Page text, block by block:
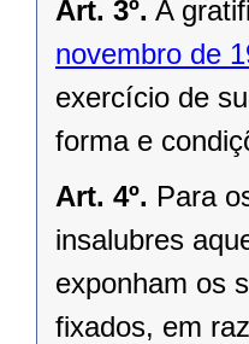
Art. 3º. A
novembro de
exercício de
forma e
Art. 4º. Para
insalubres
exponham os
fixados, em